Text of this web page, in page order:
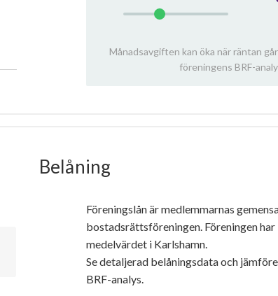
Månadsavgiften kan öka när räntan
föreningens BRF-
Belåning
Föreningslån är medlemmarnas
bostadsrättsföreningen. Föreningen har
medelvärdet i Karlshamn.
Se detaljerad belåningsdata och
BRF-analys.